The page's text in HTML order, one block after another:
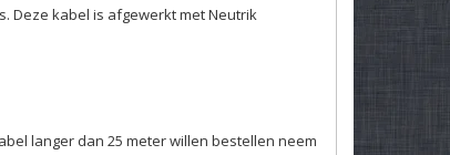
Deze kabel is afgewerkt met Neutrik
langer dan 25 meter willen bestellen neem